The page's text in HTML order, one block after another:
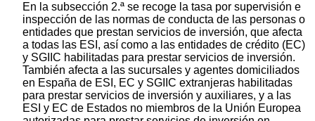
En la subsección 2.ª se recoge la tasa por supervisión e
inspección de las normas de conducta de las personas o
entidades que prestan servicios de inversión, que afecta
a todas las ESI, así como a las entidades de crédito (EC)
y SGIIC habilitadas para prestar servicios de inversión.
También afecta a las sucursales y agentes domiciliados
en España de ESI, EC y SGIIC extranjeras habilitadas
para prestar servicios de inversión y auxiliares, y a las
ESI y EC de Estados no miembros de la Unión Europea